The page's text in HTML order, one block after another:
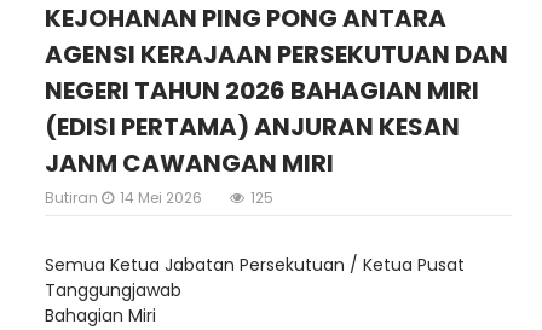
KEJOHANAN PING PONG ANTARA
AGENSI KERAJAAN PERSEKUTUAN DAN
NEGERI TAHUN 2026 BAHAGIAN MIRI
(EDISI PERTAMA) ANJURAN KESAN
JANM CAWANGAN MIRI
Butiran 14 Mei 2026 125
Semua Ketua Jabatan Persekutuan / Ketua Pusat
Tanggungjawab
Bahagian Miri